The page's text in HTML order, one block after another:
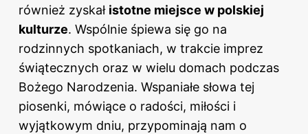
również zyskał istotne miejsce w polskiej
kulturze. Wspólnie śpiewa się go na
rodzinnych spotkaniach, w trakcie imprez
świątecznych oraz w wielu domach podczas
Bożego Narodzenia. Wspaniałe słowa tej
piosenki, mówiące o radości, miłości i
wyjątkowym dniu, przypominają nam o